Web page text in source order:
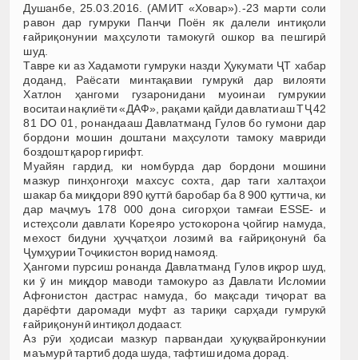
Душанбе, 25.03.2016. (АМИТ «Ховар»).-23 марти соли
равон дар гумруки Панҷи Поён як далели интиқоли
ғайриқонунии маҳсулоти тамокугӣ ошкор ва пешгирӣ
шуд.
Тавре ки аз Хадамоти гумруки назди Ҳукумати ҶТ хабар
доданд, Раёсати минтақавии гумрукӣ дар вилояти
Хатлон ҳангоми гузаронидани муоинаи гумрукии
воситаи нақлиёти «ДАФ», рақами қайди давлатиаш ТҶ 42
81 DO 01, ронандааш Давлатманд Гулов бо гумони дар
бордони мошин доштани маҳсулоти тамоку мавриди
боздошт қарор гирифт.
Муайян гардид, ки номбурда дар бордони мошини
мазкур пинҳонгоҳи махсус сохта, дар таги халтаҳои
шакар ба миқдори 890 қуттӣ баробар ба 8 900 қуттича, ки
дар маҷмуъ 178 000 дона сигорҳои тамғаи ESSE- и
истеҳсоли давлати Кореяро устокорона ҷойгир намуда,
мехост бидуни ҳуҷҷатҳои лозимӣ ва ғайриқонунӣ ба
Ҷумҳурии Тоҷикистон ворид намояд.
Ҳангоми пурсиш ронанда Давлатманд Гулов иқрор шуд,
ки ӯ ин миқдор маводи тамокуро аз Давлати Исломии
Афғонистон дастрас намуда, бо мақсади тиҷорат ва
дарёфти даромади муфт аз тариқи сарҳади гумрукӣ
ғайриқонунӣ интиқол додааст.
Аз рӯи ҳодисаи мазкур парвандаи ҳуқуқвайронкунии
маъмурӣ тартиб дода шуда, тафтиш идома дорад.